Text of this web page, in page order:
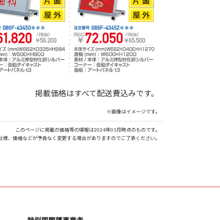
掲載価格はすべて配送費込みです。
※画像はイメージです。
このページに掲載の価格等の情報は2024年01月時点のものです。
様、価格などが予告なく変更する場合がありますのでご了承ください。